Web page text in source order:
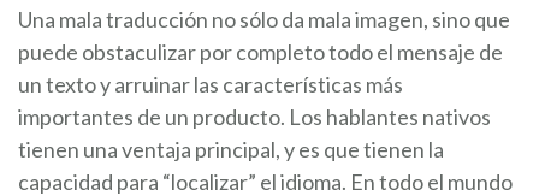
Una mala traducción no sólo da mala imagen, sino que
puede obstaculizar por completo todo el mensaje de
un texto y arruinar las características más
importantes de un producto. Los hablantes nativos
tienen una ventaja principal, y es que tienen la
capacidad para “localizar” el idioma. En todo el mundo